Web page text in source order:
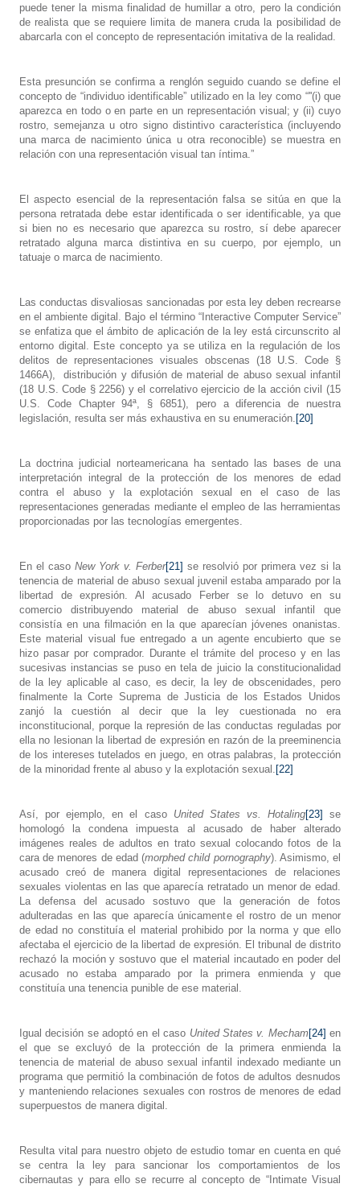
puede tener la misma finalidad de humillar a otro, pero la condición
de realista que se requiere limita de manera cruda la posibilidad de
abarcarla con el concepto de representación imitativa de la realidad.
Esta presunción se confirma a renglón seguido cuando se define el
concepto de “individuo identificable” utilizado en la ley como “''(i) que
aparezca en todo o en parte en un representación visual; y (ii) cuyo
rostro, semejanza u otro signo distintivo característica (incluyendo
una marca de nacimiento única u otra reconocible) se muestra en
relación con una representación visual tan íntima.”
El aspecto esencial de la representación falsa se sitúa en que la
persona retratada debe estar identificada o ser identificable, ya que
si bien no es necesario que aparezca su rostro, sí debe aparecer
retratado alguna marca distintiva en su cuerpo, por ejemplo, un
tatuaje o marca de nacimiento.
Las conductas disvaliosas sancionadas por esta ley deben recrearse
en el ambiente digital. Bajo el término “Interactive Computer Service”
se enfatiza que el ámbito de aplicación de la ley está circunscrito al
entorno digital. Este concepto ya se utiliza en la regulación de los
delitos de representaciones visuales obscenas (18 U.S. Code §
1466A),
distribución y difusión de material de abuso sexual infantil
(18 U.S. Code § 2256) y el correlativo ejercicio de la acción civil (15
U.S. Code Chapter 94ª, § 6851), pero a diferencia de nuestra
legislación, resulta ser más exhaustiva en su enumeración. [20]
La doctrina judicial norteamericana ha sentado las bases de una
interpretación integral de la protección de los menores de edad
contra el abuso y la explotación sexual en el caso de las
representaciones generadas mediante el empleo de las herramientas
proporcionadas por las tecnologías emergentes.
En el caso New York v. Ferber[21] se resolvió por primera vez si la
tenencia de material de abuso sexual juvenil estaba amparado por la
libertad de expresión. Al acusado Ferber se lo detuvo en su
comercio distribuyendo material de abuso sexual infantil que
consistía en una filmación en la que aparecían jóvenes onanistas.
Este material visual fue entregado a un agente encubierto que se
hizo pasar por comprador. Durante el trámite del proceso y en las
sucesivas instancias se puso en tela de juicio la constitucionalidad
de la ley aplicable al caso, es decir, la ley de obscenidades, pero
finalmente la Corte Suprema de Justicia de los Estados Unidos
zanjó la cuestión al decir que la ley cuestionada no era
inconstitucional, porque la represión de las conductas reguladas por
ella no lesionan la libertad de expresión en razón de la preeminencia
de los intereses tutelados en juego, en otras palabras, la protección
de la minoridad frente al abuso y la explotación sexual. [22]
Así, por ejemplo, en el caso United States vs. Hotaling[23]
se
homologó la condena impuesta al acusado de haber alterado
imágenes reales de adultos en trato sexual colocando fotos de la
cara de menores de edad (morphed child pornography). Asimismo, el
acusado creó de manera digital representaciones de relaciones
sexuales violentas en las que aparecía retratado un menor de edad.
La defensa del acusado sostuvo que la generación de fotos
adulteradas en las que aparecía únicamente el rostro de un menor
de edad no constituía el material prohibido por la norma y que ello
afectaba el ejercicio de la libertad de expresión. El tribunal de distrito
rechazó la moción y sostuvo que el material incautado en poder del
acusado no estaba amparado por la primera enmienda y que
constituía una tenencia punible de ese material.
Igual decisión se adoptó en el caso United States v. Mecham[24] en
el que se excluyó de la protección de la primera enmienda la
tenencia de material de abuso sexual infantil indexado mediante un
programa que permitió la combinación de fotos de adultos desnudos
y manteniendo relaciones sexuales con rostros de menores de edad
superpuestos de manera digital.
Resulta vital para nuestro objeto de estudio tomar en cuenta en qué
se centra la ley para sancionar los comportamientos de los
cibernautas y para ello se recurre al concepto de “Intimate Visual